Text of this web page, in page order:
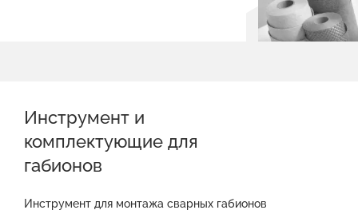
Инструмент и
комплектующие для
габионов
Инструмент для монтажа сварных габионов